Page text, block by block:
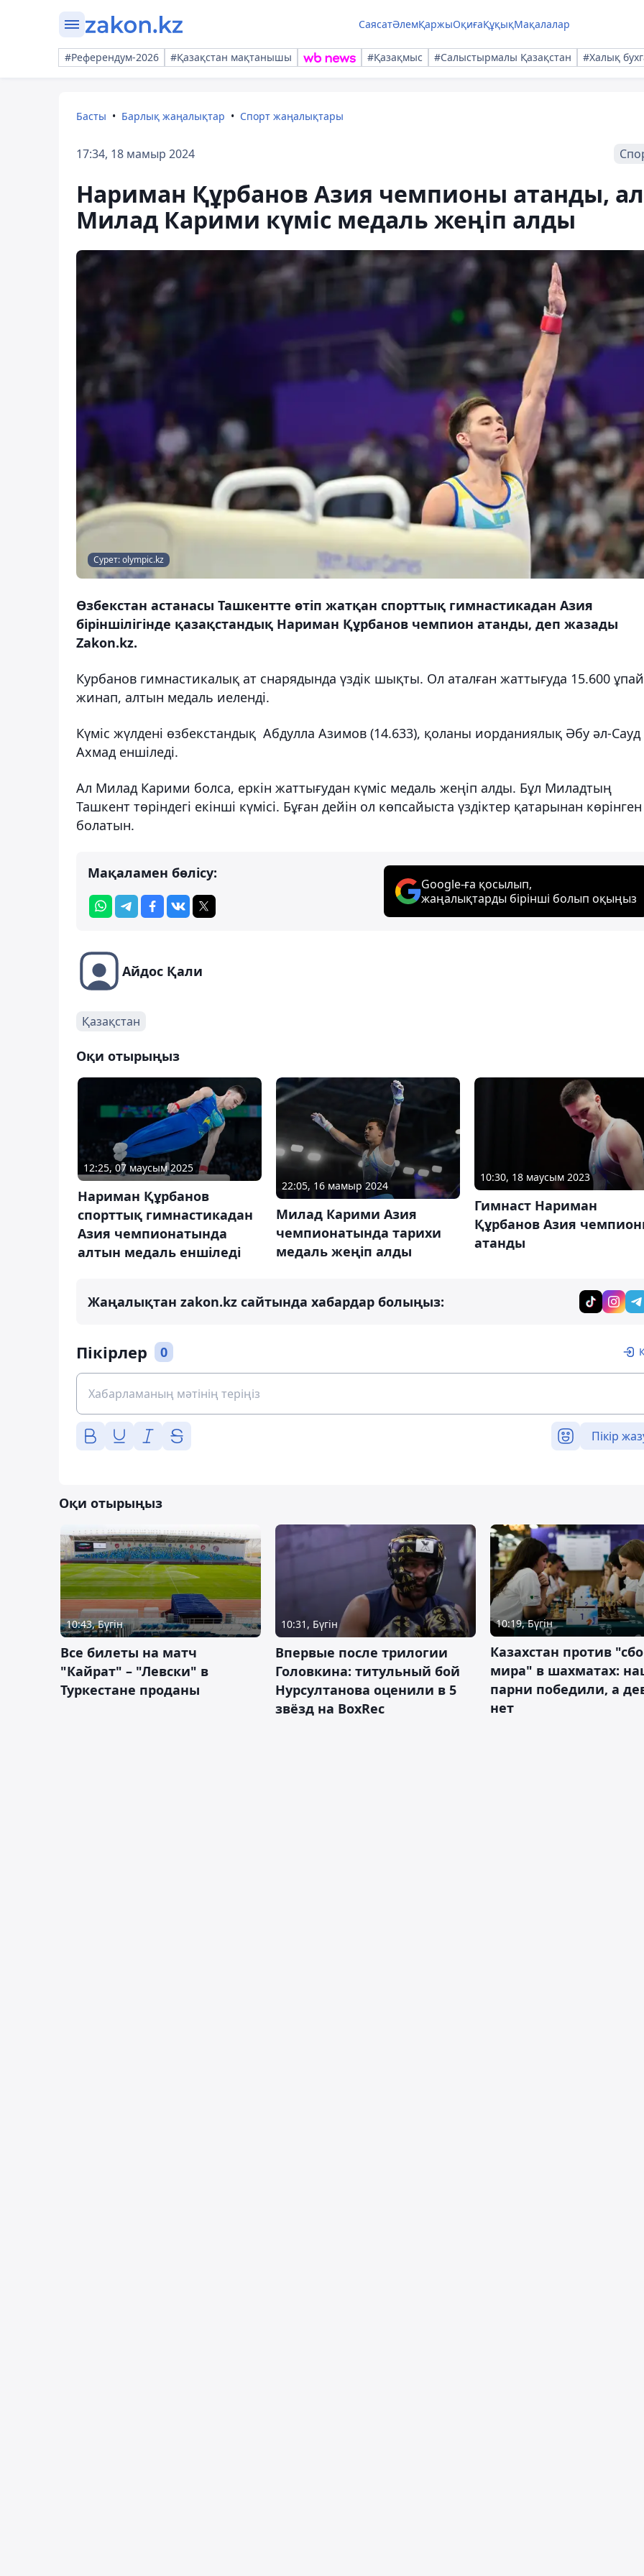
СаясатӘлемҚаржыОқиғаҚұқықМақалалар
#Референдум-2026 #Қазақстан мақтанышы #Қазақмыс #Салыстырмалы Қазақстан #Халық
Басты Барлық жаңалықтар Спорт жаңалықтары
17:34, 18 мамыр 2024
Нариман Құрбанов Азия чемпионы атанды, ал
Милад Карими күміс медаль жеңіп алды
Сурет: olympic.kz
Өзбекстан астанасы Ташкентте өтіп жатқан спорттық гимнастикадан Азия
біріншілігінде қазақстандық Нариман Құрбанов чемпион атанды, деп жазады
Zakon.kz.
Курбанов гимнастикалық ат снарядында үздік шықты. Ол аталған жаттығуда 15.600 ұпай
жинап, алтын медаль иеленді.
Күміс жүлдені өзбекстандық Абдулла Азимов (14.633), қоланы иорданиялық Әбу әл-Сауд
Ахмад еншіледі.
Ал Милад Карими болса, еркін жаттығудан күміс медаль жеңіп алды. Бұл Миладтың
Ташкент төріндегі екінші күмісі. Бұған дейін ол көпсайыста үздіктер қатарынан
болатын.
Мақаламен бөлісу:
Google-ға қосылып,
жаңалықтарды бірінші болып оқыңыз
Айдос Қали
Қазақстан
Оқи отырыңыз
12:25, 07 маусым 2025
Нариман Құрбанов
спорттық гимнастикадан
Азия чемпионатында
алтын медаль еншіледі
22:05, 16 мамыр 2024
Милад Карими Азия
чемпионатында тарихи
медаль жеңіп алды
10:30, 18 маусым 2023
Гимнаст Нариман
Құрбанов Азия
атанды
Жаңалықтан zakon.kz сайтында хабардар болыңыз:
Пікірлер 0
Пікір
Оқи отырыңыз
10:43, Бүгін
Все билеты на матч
"Кайрат" – "Левски" в
Туркестане проданы
10:31, Бүгін
Впервые после трилогии
Головкина: титульный бой
Нурсултанова оценили в 5
звёзд на BoxRec
10:19, Бүгін
Казахстан против
мира" в шахматах:
парни победили, а
нет